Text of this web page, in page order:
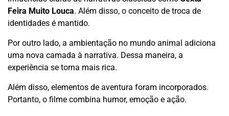
Feira Muito Louca. Além disso, o conceito de troca de
identidades é mantido.
Por outro lado, a ambientação no mundo animal adiciona
uma nova camada à narrativa. Dessa maneira, a
experiência se torna mais rica.
Além disso, elementos de aventura foram incorporados.
Portanto, o filme combina humor, emoção e ação.